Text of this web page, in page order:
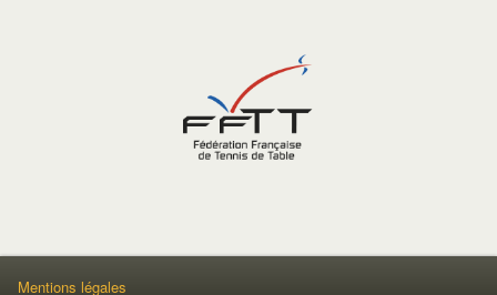
Mentions légales